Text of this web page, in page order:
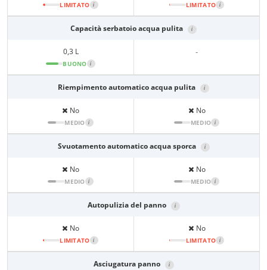
LIMITATO i LIMITATO i
Capacità serbatoio acqua pulita i
0,3 L
BUONO i
-
Riempimento automatico acqua pulita i
No
MEDIO i
No
MEDIO i
Svuotamento automatico acqua sporca i
No
MEDIO i
No
MEDIO i
Autopulizia del panno i
No
LIMITATO i
No
LIMITATO i
Asciugatura panno i